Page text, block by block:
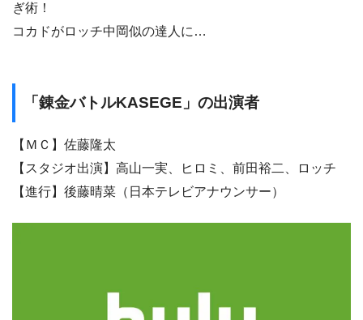
ぎ術！
コカドがロッチ中岡似の達人に…
「錬金バトルKASEGE」の出演者
【ＭＣ】佐藤隆太
【スタジオ出演】高山一実、ヒロミ、前田裕二、ロッチ
【進行】後藤晴菜（日本テレビアナウンサー）